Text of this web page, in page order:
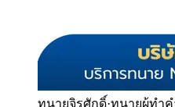
ทนายจิรศักดิ์·ทนายผู้ทำค